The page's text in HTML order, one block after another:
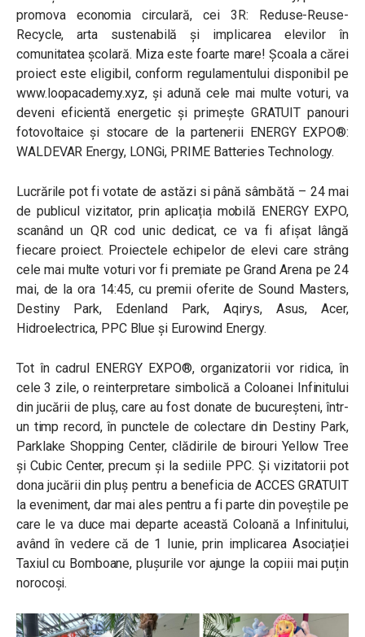
promova economia circulară, cei 3R: Reduse-Reuse-
Recycle, arta sustenabilă și implicarea elevilor în
comunitatea școlară. Miza este foarte mare! Școala a cărei
proiect este eligibil, conform regulamentului disponibil pe
www.loopacademy.xyz, și adună cele mai multe voturi, va
deveni eficientă energetic și primește GRATUIT panouri
fotovoltaice și stocare de la partenerii ENERGY EXPO®:
WALDEVAR Energy, LONGi, PRIME Batteries Technology.
Lucrările pot fi votate de astăzi si până sâmbătă – 24 mai
de publicul vizitator, prin aplicația mobilă ENERGY EXPO,
scanând un QR cod unic dedicat, ce va fi afișat lângă
fiecare proiect. Proiectele echipelor de elevi care strâng
cele mai multe voturi vor fi premiate pe Grand Arena pe 24
mai, de la ora 14:45, cu premii oferite de Sound Masters,
Destiny Park, Edenland Park, Aqirys, Asus, Acer,
Hidroelectrica, PPC Blue și Eurowind Energy.
Tot în cadrul ENERGY EXPO®, organizatorii vor ridica, în
cele 3 zile, o reinterpretare simbolică a Coloanei Infinitului
din jucării de pluș, care au fost donate de bucureșteni, într-
un timp record, în punctele de colectare din Destiny Park,
Parklake Shopping Center, clădirile de birouri Yellow Tree
și Cubic Center, precum și la sediile PPC. Și vizitatorii pot
dona jucării din pluș pentru a beneficia de ACCES GRATUIT
la eveniment, dar mai ales pentru a fi parte din poveștile pe
care le va duce mai departe această Coloană a Infinitului,
având în vedere că de 1 Iunie, prin implicarea Asociației
Taxiul cu Bomboane, plușurile vor ajunge la copiii mai puțin
norocoși.